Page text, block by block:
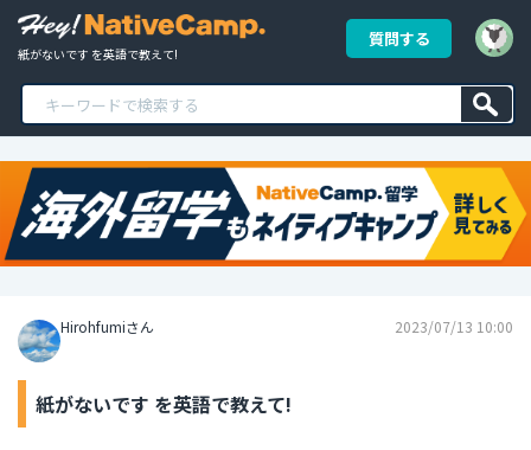
紙がないです を英語で教えて!
質問する
Hirohfumiさん 2023/07/13 10:00
紙がないです を英語で教えて!